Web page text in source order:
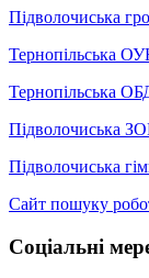
Підволочиська
Тернопільська
Тернопільська
Підволочиська
Підволочиська
Сайт пошуку
Соціальні